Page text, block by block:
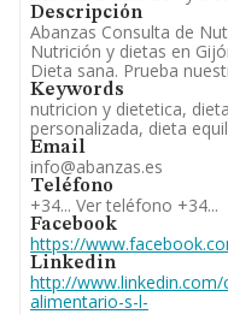
Descripción
Abanzas Consulta de
Nutrición y dietas en
Dieta sana. Prueba
Keywords
nutricion y dietetica,
personalizada, dieta
Email
info@abanzas.es
Teléfono
+34... Ver teléfono +34...
Facebook
https://
Linkedin
http://
alimentario-s-l-